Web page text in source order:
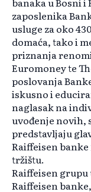
zaposlenika
usluge za oko
domaća, tako i
priznanja
Euromoney te
poslovanja
iskusno i
naglasak na
uvođenje novih,
predstavljaju
Raiffeisen
tržištu.
Raiffeisen
Raiffeisen